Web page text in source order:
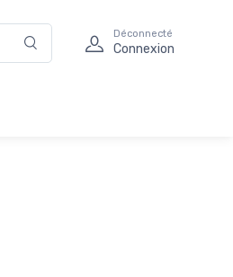
Déconnecté
Connexion